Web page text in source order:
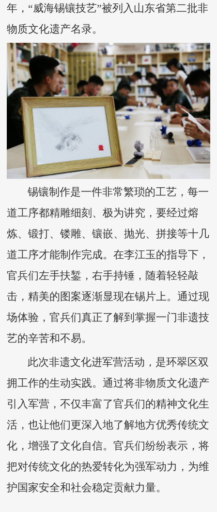
年，“威海锡镶技艺”被列入山东省第二批非
物质文化遗产名录。
锡镶制作是一件非常繁琐的工艺，每一
道工序都精雕细刻、极为讲究，要经过熔
炼、锻打、镂雕、镶嵌、抛光、拼接等十几
道工序才能制作完成。在李江玉的指导下，
官兵们左手扶錾，右手持锤，随着轻轻敲
击，精美的图案逐渐显现在锡片上。通过现
场体验，官兵们真正了解到掌握一门非遗技
艺的辛苦和不易。
此次非遗文化进军营活动，是环翠区双
拥工作的生动实践。通过将非物质文化遗产
引入军营，不仅丰富了官兵们的精神文化生
活，也让他们更深入地了解地方优秀传统文
化，增强了文化自信。官兵们纷纷表示，将
把对传统文化的热爱转化为强军动力，为维
护国家安全和社会稳定贡献力量。